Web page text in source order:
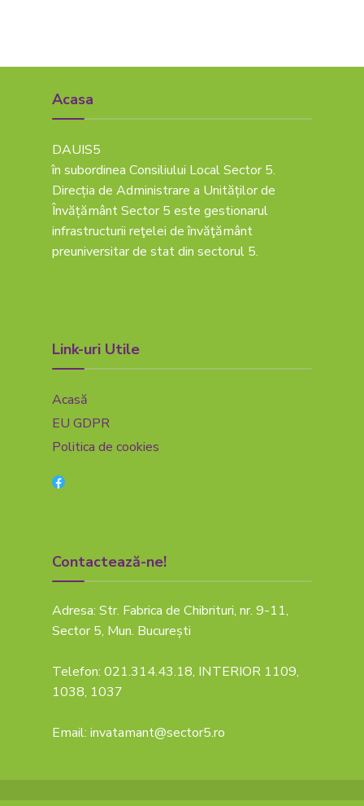
Acasa
DAUIS5
în subordinea Consiliului Local Sector 5.
Direcția de Administrare a Unităților de
Învățământ Sector 5 este gestionarul
infrastructurii reţelei de învăţământ
preuniversitar de stat din sectorul 5.
Link-uri Utile
Acasă
EU GDPR
Politica de cookies
Contactează-ne!
Adresa: Str. Fabrica de Chibrituri, nr. 9-11,
Sector 5, Mun. București
Telefon: 021.314.43.18, INTERIOR 1109,
1038, 1037
Email: invatamant@sector5.ro